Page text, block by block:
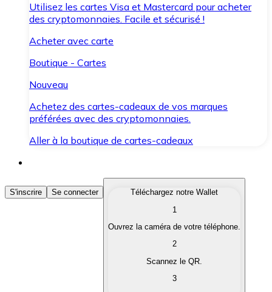
Utilisez les cartes Visa et Mastercard pour acheter
des cryptomonnaies. Facile et sécurisé !
Acheter avec carte
Boutique - Cartes
Nouveau
Achetez des cartes-cadeaux de vos marques
préférées avec des cryptomonnaies.
Aller à la boutique de cartes-cadeaux
Acheter des Cryptomonnaies
Achetez les cryptomonnaies qui vous intéressent
Convertissez vos cryptomonnaies en monnaie
S'inscrire Se connecter
Téléchargez notre Wallet
1
Ouvrez la caméra de votre téléphone.
2
Scannez le QR.
3